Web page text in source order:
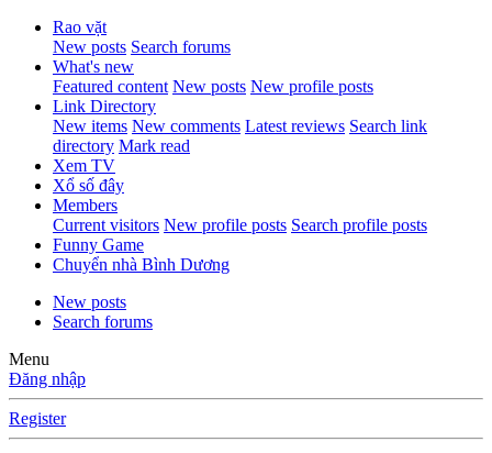
Rao vặt
New posts Search forums
What's new
Featured content New posts New profile posts
Link Directory
New items New comments Latest reviews Search link
directory Mark read
Xem TV
Xổ số đây
Members
Current visitors New profile posts Search profile posts
Funny Game
Chuyển nhà Bình Dương
New posts
Search forums
Menu
Đăng nhập
Register